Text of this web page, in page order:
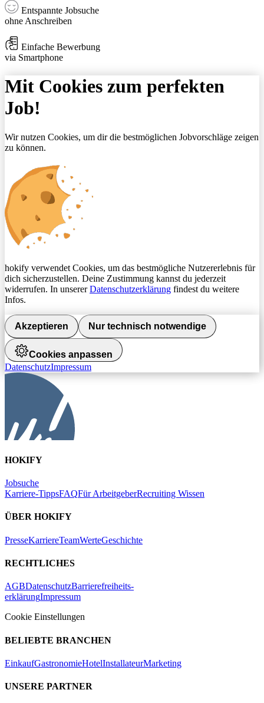
Entspannte Jobsuche
ohne Anschreiben
Einfache Bewerbung
via Smartphone
Mit Cookies zum perfekten
Job!
Wir nutzen Cookies, um dir die bestmöglichen Jobvorschläge zeigen
zu können.
hokify verwendet Cookies, um das bestmögliche Nutzererlebnis für
dich sicherzustellen. Deine Zustimmung kannst du jederzeit
widerrufen. In unsererDatenschutzerklärung findest du weitere
Infos.
Akzeptieren Nur technisch notwendige
Cookies anpassen
DatenschutzImpressum
HOKIFY
Jobsuche
Karriere-TippsFAQFür ArbeitgeberRecruiting Wissen
ÜBER HOKIFY
PresseKarriereTeamWerteGeschichte
RECHTLICHES
AGBDatenschutzBarrierefreiheits-
erklärungImpressum
Cookie Einstellungen
BELIEBTE BRANCHEN
EinkaufGastronomieHotelInstallateurMarketing
UNSERE PARTNER